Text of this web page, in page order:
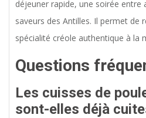
déjeuner rapide, une soirée entre
saveurs des Antilles. Il permet de
spécialité créole authentique à la
Questions
Les cuisses de
sont-elles déjà